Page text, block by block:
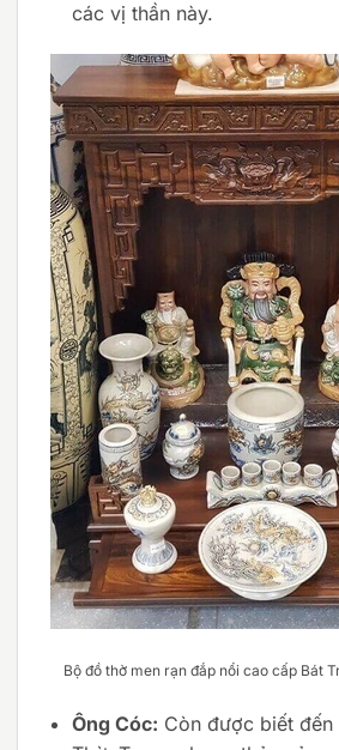
các vị thần này.
Bộ đồ thờ men rạn đắp nổi cao cấp Bát
Ông Cóc: Còn được biết đến